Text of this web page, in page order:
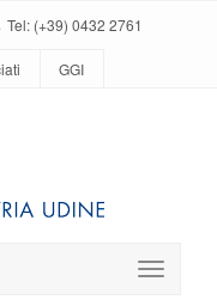
Tel: (+39) 0432 2761
GGI